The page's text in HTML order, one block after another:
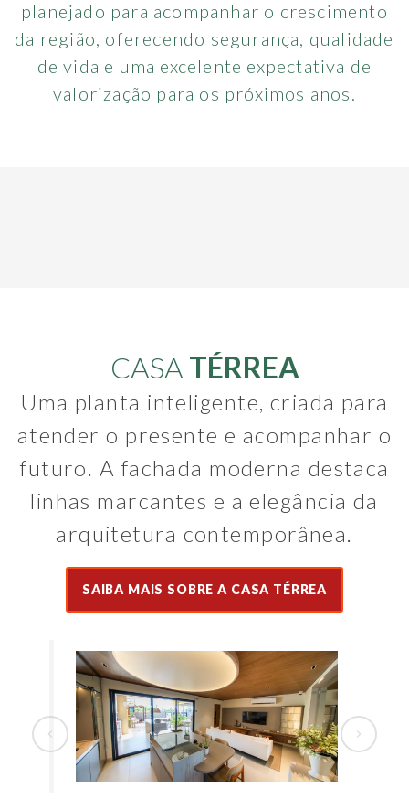
planejado para acompanhar o crescimento
da região, oferecendo segurança, qualidade
de vida e uma excelente expectativa de
valorização para os próximos anos.
CASA TÉRREA
Uma planta inteligente, criada para
atender o presente e acompanhar o
futuro. A fachada moderna destaca
linhas marcantes e a elegância da
arquitetura contemporânea.
SAIBA MAIS SOBRE A CASA TÉRREA